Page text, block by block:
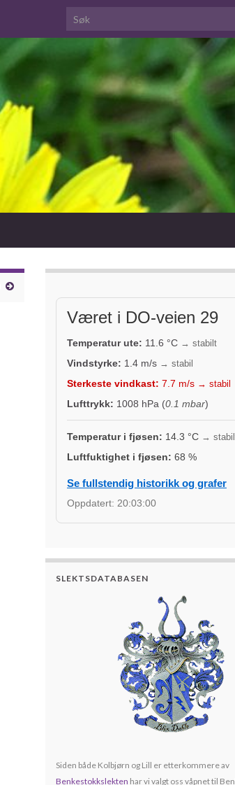
Search for:
Været i DO-veien 29
Temperatur ute: 11.6 °C → stabilt
Vindstyrke: 1.4 m/s → stabil
Sterkeste vindkast: 7.7 m/s → stabil
Lufttrykk: 1008 hPa (0.1 mbar)
Temperatur i fjøsen: 14.3 °C →
Luftfuktighet i fjøsen: 68 %
Se fullstendig historikk og grafer
Oppdatert: 20:03:00
SLEKTSDATABASEN
Siden både Kolbjørn og Lill er etterkommere av
Benkestokkslekten har vi valgt oss våpnet til